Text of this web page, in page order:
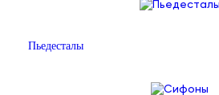
Пьедесталы